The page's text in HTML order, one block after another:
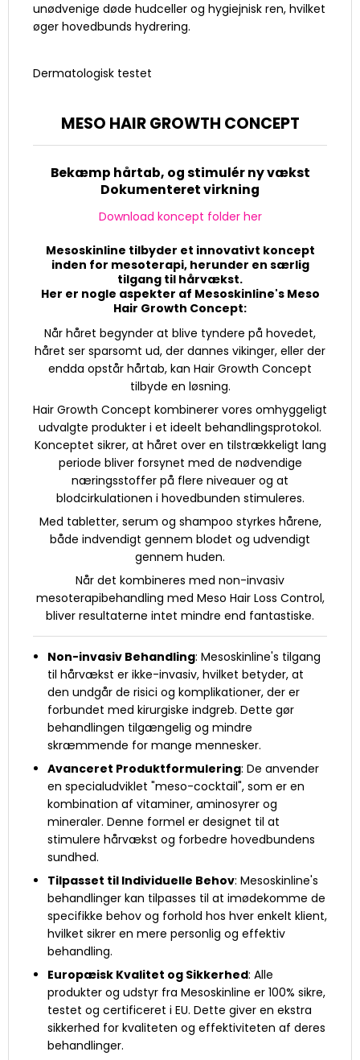
unødvenige døde hudceller og hygiejnisk ren, hvilket
øger hovedbunds hydrering.
Dermatologisk testet
MESO HAIR GROWTH CONCEPT
Bekæmp hårtab, og stimulér ny vækst
Dokumenteret virkning
Download koncept folder her
Mesoskinline tilbyder et innovativt koncept
inden for mesoterapi, herunder en særlig
tilgang til hårvækst.
Her er nogle aspekter af Mesoskinline's Meso
Hair Growth Concept:
Når håret begynder at blive tyndere på hovedet,
håret ser sparsomt ud, der dannes vikinger, eller der
endda opstår hårtab, kan Hair Growth Concept
tilbyde en løsning.
Hair Growth Concept kombinerer vores omhyggeligt
udvalgte produkter i et ideelt behandlingsprotokol.
Konceptet sikrer, at håret over en tilstrækkeligt lang
periode bliver forsynet med de nødvendige
næringsstoffer på flere niveauer og at
blodcirkulationen i hovedbunden stimuleres.
Med tabletter, serum og shampoo styrkes hårene,
både indvendigt gennem blodet og udvendigt
gennem huden.
Når det kombineres med non-invasiv
mesoterapibehandling med Meso Hair Loss Control,
bliver resultaterne intet mindre end fantastiske.
Non-invasiv Behandling: Mesoskinline's tilgang
til hårvækst er ikke-invasiv, hvilket betyder, at
den undgår de risici og komplikationer, der er
forbundet med kirurgiske indgreb. Dette gør
behandlingen tilgængelig og mindre
skræmmende for mange mennesker.
Avanceret Produktformulering: De anvender
en specialudviklet "meso-cocktail", som er en
kombination af vitaminer, aminosyrer og
mineraler. Denne formel er designet til at
stimulere hårvækst og forbedre hovedbundens
sundhed.
Tilpasset til Individuelle Behov: Mesoskinline's
behandlinger kan tilpasses til at imødekomme de
specifikke behov og forhold hos hver enkelt klient,
hvilket sikrer en mere personlig og effektiv
behandling.
Europæisk Kvalitet og Sikkerhed: Alle
produkter og udstyr fra Mesoskinline er 100% sikre,
testet og certificeret i EU. Dette giver en ekstra
sikkerhed for kvaliteten og effektiviteten af deres
behandlinger.